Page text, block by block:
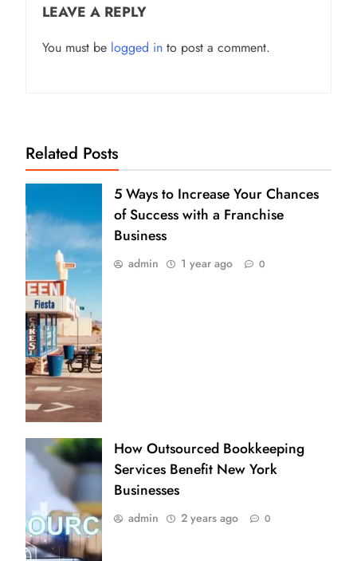
LEAVE A REPLY
You must be logged in to post a comment.
Related Posts
5 Ways to Increase Your Chances
of Success with a Franchise
Business
admin 1 year ago 0
How Outsourced Bookkeeping
Services Benefit New York
Businesses
admin 2 years ago 0